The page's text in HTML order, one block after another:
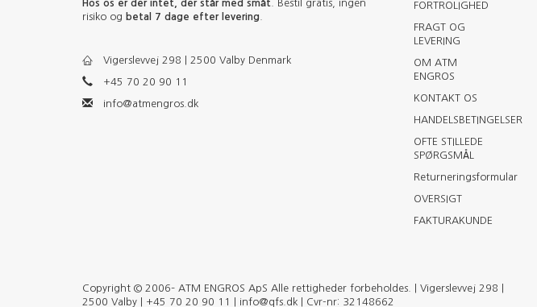
Hos os er der intet, der står med småt . Bestil gratis, ingen
risiko og betal 7 dage efter levering
Vigerslevvej 298 | 2500 Valby Denmark
+45 70 20 90 11
info@atmengros.dk
FORTROLIGHED
FRAGT OG
LEVERING
OM ATM
ENGROS
KONTAKT OS
HANDELSBETINGELSER
OFTE STILLEDE
SPØRGSMÅL
Returneringsformular
OVERSIGT
FAKTURAKUNDE
Copyright © 2006– ATM ENGROS ApS Alle rettigheder forbeholdes. | Vigerslevvej 298 |
2500 Valby | +45 70 20 90 11 | info@qfs.dk | Cvr-nr: 32148662